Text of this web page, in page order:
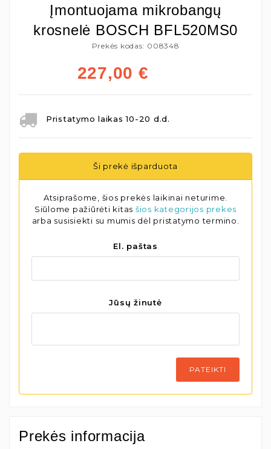
Įmontuojama mikrobangų
krosnelė BOSCH BFL520MS0
Prekės kodas: 008348
227,00 €
Pristatymo laikas 10-20 d.d.
Ši prekė išparduota
Atsiprašome, šios prekės laikinai neturime.
Siūlome pažiūrėti kitas šios kategorijos prekes
arba susisiekti su mumis dėl pristatymo termino.
El. paštas
Jūsų žinutė
PATEIKTI
Prekės informacija